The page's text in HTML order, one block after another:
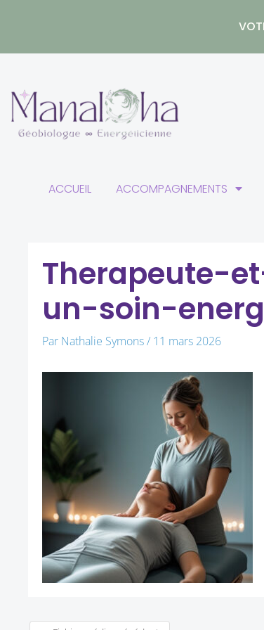
ACCUEIL ACCOMPAGNEMENTS
Therapeute-
un-soin-
Par Nathalie Symons/ 11 mars 2026